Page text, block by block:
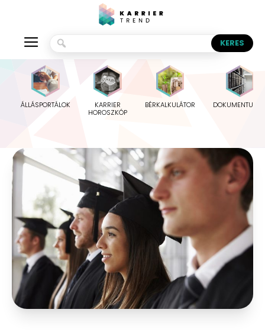
ÁLLÁSPORTÁLOK
KARRIER
HOROSZKÓP
BÉRKALKULÁTOR